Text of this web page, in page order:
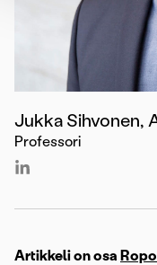
Jukka Sihvonen,
Professori
Artikkeli on osa